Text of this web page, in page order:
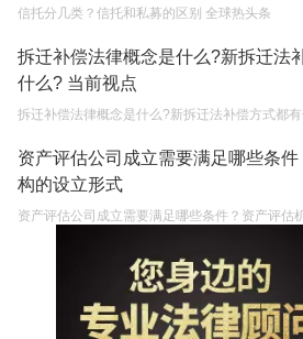
信托分几类？信托和私募的区别 全球热头条
拆迁补偿法律概念是什么?新拆迁法
什么? 当前视点
拆迁补偿法律概念是什么?新拆迁法补偿方式都
资产评估公司成立需要满足哪些条
构的设立形式
资产评估公司成立需要满足哪些条件？资产评估